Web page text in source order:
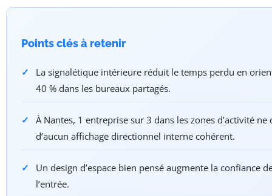
Points clés à retenir
La signalétique intérieure réduit le temps perdu en
40 % dans les bureaux partagés.
À Nantes, 1 entreprise sur 3 dans les zones d’activité ne
d’aucun affichage directionnel interne cohérent.
Un design d’espace bien pensé augmente la confiance
l’entrée.